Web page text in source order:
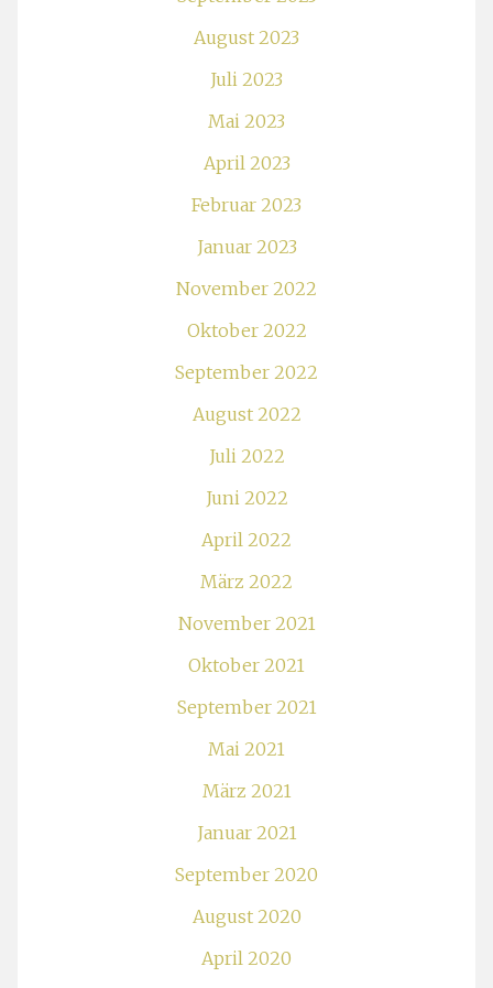
August 2023
Juli 2023
Mai 2023
April 2023
Februar 2023
Januar 2023
November 2022
Oktober 2022
September 2022
August 2022
Juli 2022
Juni 2022
April 2022
März 2022
November 2021
Oktober 2021
September 2021
Mai 2021
März 2021
Januar 2021
September 2020
August 2020
April 2020